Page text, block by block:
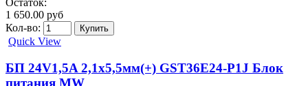
1 650.00 руб
Кол-во:
Quick View
БП 24V1,5A 2,1х5,5мм(+) GST36E24-P1J Блок
питания MW